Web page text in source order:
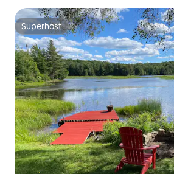
Superhost
Superhost